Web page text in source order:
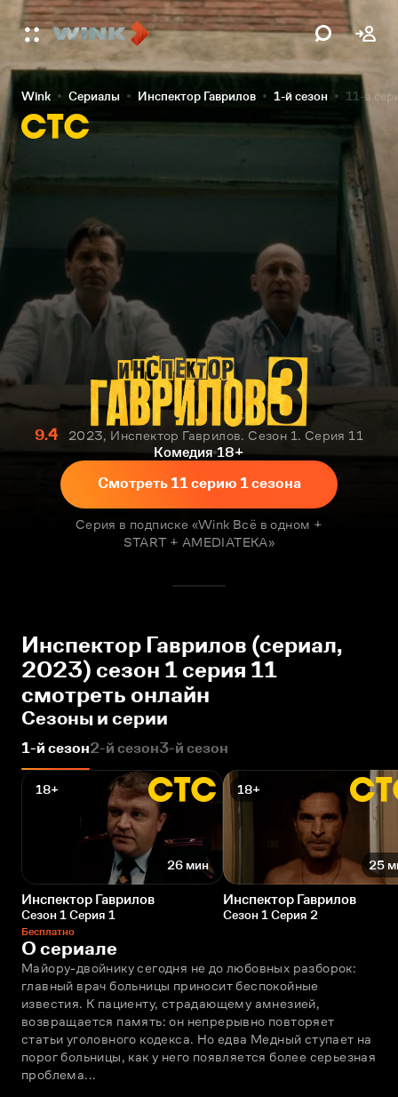
Wink Сериалы Инспектор Гаврилов 1-й сезон 11-я
9.4
2023, Инспектор Гаврилов. Сезон 1. Серия 11
Комедия 18+
Смотреть 11 серию 1 сезона
Серия в подписке «Wink Всё в одном +
START + AMEDIATEKA»
Инспектор Гаврилов (сериал,
2023) сезон 1 серия 11
смотреть онлайн
Сезоны и серии
1-й сезон2-й сезон3-й сезон
18+
26 мин
Инспектор Гаврилов
Сезон 1 Серия 1
Бесплатно
18+
25
Инспектор Гаврилов
Сезон 1 Серия 2
О сериале
Майору-двойнику сегодня не до любовных разборок:
главный врач больницы приносит беспокойные
известия. К пациенту, страдающему амнезией,
возвращается память: он непрерывно повторяет
статьи уголовного кодекса. Но едва Медный ступает на
порог больницы, как у него появляется более серьезная
проблема...